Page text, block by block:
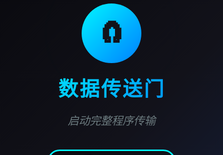
🧲
数据传送门
启动完整程序传输